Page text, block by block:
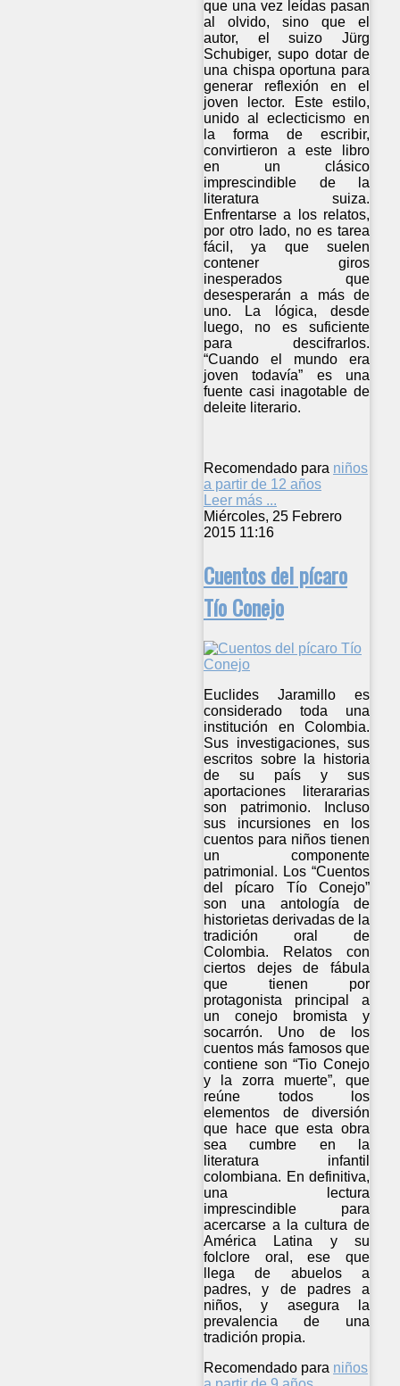
que una vez leídas pasan
al olvido, sino que el
autor, el suizo Jürg
Schubiger, supo dotar de
una chispa oportuna para
generar reflexión en el
joven lector. Este estilo,
unido al eclecticismo en
la forma de escribir,
convirtieron a este libro
en un clásico
imprescindible de la
literatura suiza.
Enfrentarse a los relatos,
por otro lado, no es tarea
fácil, ya que suelen
contener giros
inesperados que
desesperarán a más de
uno. La lógica, desde
luego, no es suficiente
para descifrarlos.
“Cuando el mundo era
joven todavía” es una
fuente casi inagotable de
deleite literario.
Recomendado para niños
a partir de 12 años
Leer más ...
Miércoles, 25 Febrero
2015 11:16
Cuentos del pícaro
Tío Conejo
Euclides Jaramillo es
considerado toda una
institución en Colombia.
Sus investigaciones, sus
escritos sobre la historia
de su país y sus
aportaciones literararias
son patrimonio. Incluso
sus incursiones en los
cuentos para niños tienen
un componente
patrimonial. Los “Cuentos
del pícaro Tío Conejo”
son una antología de
historietas derivadas de la
tradición oral de
Colombia. Relatos con
ciertos dejes de fábula
que tienen por
protagonista principal a
un conejo bromista y
socarrón. Uno de los
cuentos más famosos que
contiene son “Tio Conejo
y la zorra muerte”, que
reúne todos los
elementos de diversión
que hace que esta obra
sea cumbre en la
literatura infantil
colombiana. En definitiva,
una lectura
imprescindible para
acercarse a la cultura de
América Latina y su
folclore oral, ese que
llega de abuelos a
padres, y de padres a
niños, y asegura la
prevalencia de una
tradición propia.
Recomendado para niños